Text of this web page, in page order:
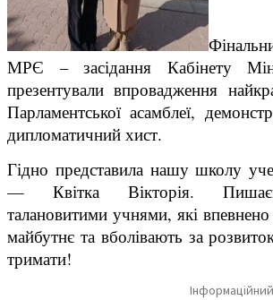
МРЄ – засідання Кабінету
презентували впровадження
Парламентської асамблеї,
дипломатичний хист.
​Гідно представила нашу школу
— Квітка Вікторія.
талановитими учнями, які
майбутнє та вболівають за
тримати!